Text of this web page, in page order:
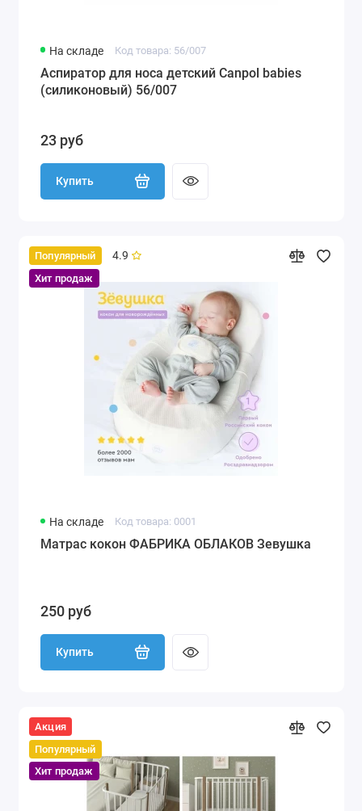
На складе Код товара: 56/007
Аспиратор для носа детский Canpol babies
(силиконовый) 56/007
23 руб
Купить
Популярный
Хит продаж
4.9
На складе Код товара: 0001
Матрас кокон ФАБРИКА ОБЛАКОВ Зевушка
250 руб
Купить
Акция
Популярный
Хит продаж